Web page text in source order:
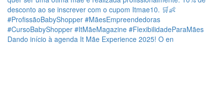
Dando início à agenda It Mãe Experience 2025! O en